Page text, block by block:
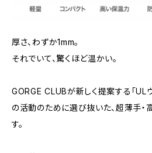
厚さ、わずか1mm。
それでいて、驚くほど温かい。
GORGE CLUBが新しく提案する「UL
の活動のために選び抜いた、超薄手・
す。